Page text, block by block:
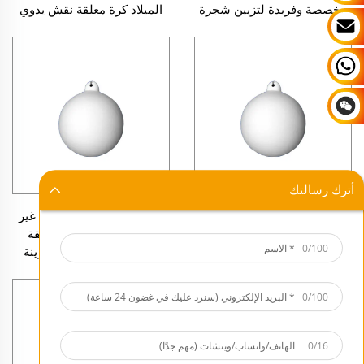
مخصصة وفريدة لتزيين شجرة
الميلاد كرة معلقة نقش يدوي
كرات زينة من السيراميك غير
المصقول (Bisque) معلقة
مخصصة للبيع بالجملة، زينة
الميلاد
كرات زينة من السيراميك غير
المصقول (Bisque) معلقة
مخصصة للبيع بالجملة، زينة
الميلاد
أترك رسالتك
0/100
0/100
0/16